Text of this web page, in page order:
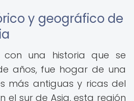
y geográfico de
con una historia que se
años, fue hogar de una
más antiguas y ricas del
el sur de Asia, esta región